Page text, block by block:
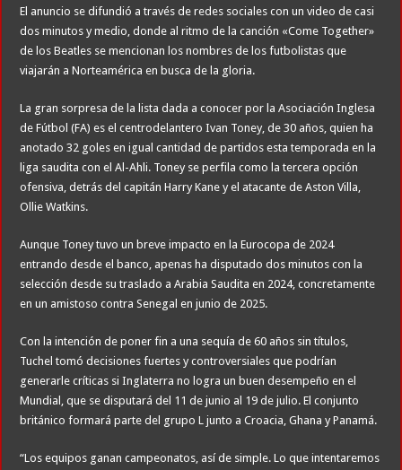
El anuncio se difundió a través de redes sociales con un video de casi
dos minutos y medio, donde al ritmo de la canción «Come Together»
de los Beatles se mencionan los nombres de los futbolistas que
viajarán a Norteamérica en busca de la gloria.
La gran sorpresa de la lista dada a conocer por la Asociación Inglesa
de Fútbol (FA) es el centrodelantero Ivan Toney, de 30 años, quien ha
anotado 32 goles en igual cantidad de partidos esta temporada en la
liga saudita con el Al-Ahli. Toney se perfila como la tercera opción
ofensiva, detrás del capitán Harry Kane y el atacante de Aston Villa,
Ollie Watkins.
Aunque Toney tuvo un breve impacto en la Eurocopa de 2024
entrando desde el banco, apenas ha disputado dos minutos con la
selección desde su traslado a Arabia Saudita en 2024, concretamente
en un amistoso contra Senegal en junio de 2025.
Con la intención de poner fin a una sequía de 60 años sin títulos,
Tuchel tomó decisiones fuertes y controversiales que podrían
generarle críticas si Inglaterra no logra un buen desempeño en el
Mundial, que se disputará del 11 de junio al 19 de julio. El conjunto
británico formará parte del grupo L junto a Croacia, Ghana y Panamá.
“Los equipos ganan campeonatos, así de simple. Lo que intentaremos